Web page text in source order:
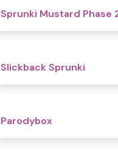
Sprunki Mustard Phase
Slickback Sprunki
Parodybox